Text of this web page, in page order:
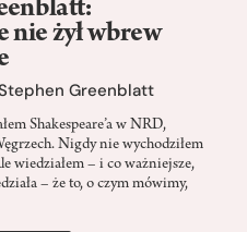
nie żył wbrew
Greenblatt
Shakespeare’a w NRD,
Nigdy nie wychodziłem
wiedziałem – i co ważniejsze,
– że to, o czym mówimy,